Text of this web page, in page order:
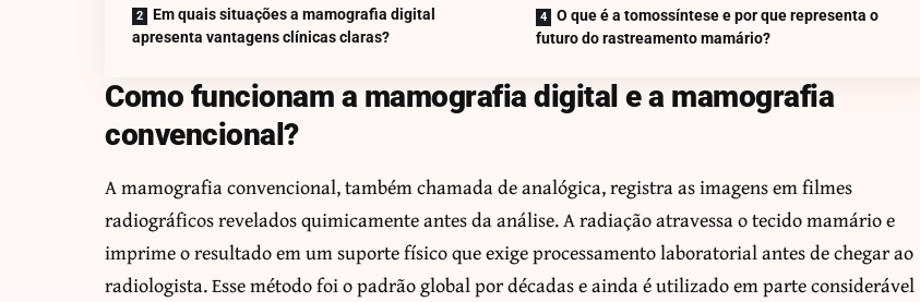
Em quais situações a mamografia digital
apresenta vantagens clínicas claras?
O que é a tomossíntese e por que representa o
futuro do rastreamento mamário?
Como funcionam a mamografia digital e a mamografia
convencional?
A mamografia convencional, também chamada de analógica, registra as imagens em filmes
radiográficos revelados quimicamente antes da análise. A radiação atravessa o tecido mamário e
imprime o resultado em um suporte físico que exige processamento laboratorial antes de chegar ao
radiologista. Esse método foi o padrão global por décadas e ainda é utilizado em parte considerável